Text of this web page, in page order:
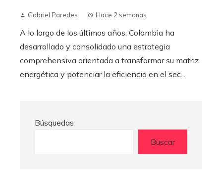
Gabriel Paredes Hace 2 semanas
A lo largo de los últimos años, Colombia ha
desarrollado y consolidado una estrategia
comprehensiva orientada a transformar su matriz
energética y potenciar la eficiencia en el sec...
Búsquedas
Buscar